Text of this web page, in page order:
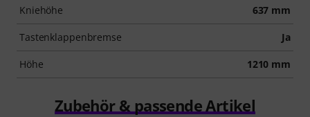
Kniehöhe 637 mm
Tastenklappenbremse Ja
Höhe 1210 mm
Zubehör & passende Artikel